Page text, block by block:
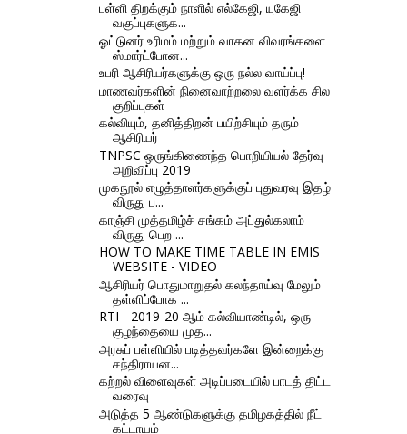
பள்ளி திறக்கும் நாளில் எல்கேஜி, யுகேஜி
வகுப்புகளுக...
ஓட்டுனர் உரிமம் மற்றும் வாகன விவரங்களை
ஸ்மார்ட்போன...
உபரி ஆசிரியர்களுக்கு ஒரு நல்ல வாய்ப்பு!
மாணவர்களின் நினைவாற்றலை வளர்க்க சில
குறிப்புகள்
கல்வியும், தனித்திறன் பயிற்சியும் தரும்
ஆசிரியர்
TNPSC ஒருங்கிணைந்த பொறியியல் தேர்வு
அறிவிப்பு 2019
முகநூல் எழுத்தாளர்களுக்குப் புதுவரவு இதழ்
விருது ப...
காஞ்சி முத்தமிழ்ச் சங்கம் அப்துல்கலாம்
விருது பெற ...
HOW TO MAKE TIME TABLE IN EMIS
WEBSITE - VIDEO
ஆசிரியர் பொதுமாறுதல் கலந்தாய்வு மேலும்
தள்ளிப்போக ...
RTI - 2019-20 ஆம் கல்வியாண்டில், ஒரு
குழந்தையை முத...
அரசுப் பள்ளியில் படித்தவர்களே இன்றைக்கு
சந்திராயன...
கற்றல் விளைவுகள் அடிப்படையில் பாடத் திட்ட
வரைவு
அடுத்த 5 ஆண்டுகளுக்கு தமிழகத்தில் நீட்
கட்டாயம்